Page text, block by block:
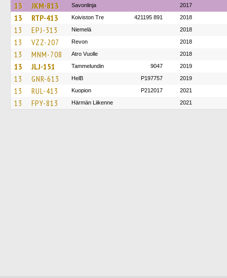
13 JKM-813 Savonlinja 2017
13 RTP-413 Koiviston Tre 421195 891 2018
13 EPJ-313 Niemelä 2018
13 VZZ-207 Revon 2018
13 MNM-708 Atro Vuolle 2018
13 JLJ-151 Tammelundin 9047 2019
13 GNR-613 HelB P197757 2019
13 RUL-413 Kuopion P212017 2021
13 FPY-813 Härmän Liikenne 2021